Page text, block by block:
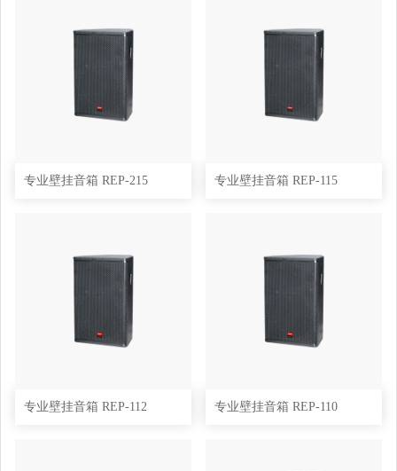
专业壁挂音箱 REP-215 专业壁挂音箱 REP-115
专业壁挂音箱 REP-112 专业壁挂音箱 REP-110